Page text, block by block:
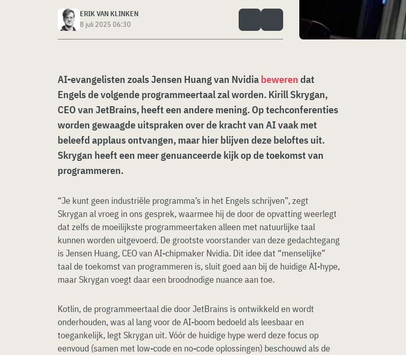
ERIK VAN KLINKEN
8 juli 2025 06:30
AI-evangelisten zoals Jensen Huang van Nvidiabewerendat
Engels de volgende programmeertaal zal worden. Kirill Skrygan,
CEO van JetBrains, heeft een andere mening. Op techconferenties
worden gewaagde uitspraken over de kracht van AI vaak met
beleefd applaus ontvangen, maar hier blijven deze beloftes uit.
Skrygan heeft een meer genuanceerde kijk op de toekomst van
programmeren.
“Je kunt geen industriële programma’s in het Engels schrijven”, zegt
Skrygan al vroeg in ons gesprek, waarmee hij de door de opvatting weerlegt
dat zelfs de moeilijkste programmeertaken alleen met natuurlijke taal
kunnen worden uitgevoerd. De grootste voorstander van deze gedachtegang
is Jensen Huang, CEO van AI-chipmaker Nvidia. Dit idee dat “menselijke”
taal de toekomst van programmeren is, sluit goed aan bij de huidige AI-hype,
maar Skrygan voegt daar een broodnodige nuance aan toe.
Kotlin, de programmeertaal die door JetBrains is ontwikkeld en wordt
onderhouden, was al lang voor de AI-boom bedoeld als leesbaar en
toegankelijk, legt Skrygan uit. Vóór de huidige hype werd deze focus op
eenvoud (samen met low-code en no-code oplossingen) beschouwd als de